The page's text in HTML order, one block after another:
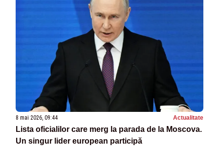
8 mai 2026, 09:44 Actualitate
Lista oficialilor care merg la parada de la Moscova.
Un singur lider european participă